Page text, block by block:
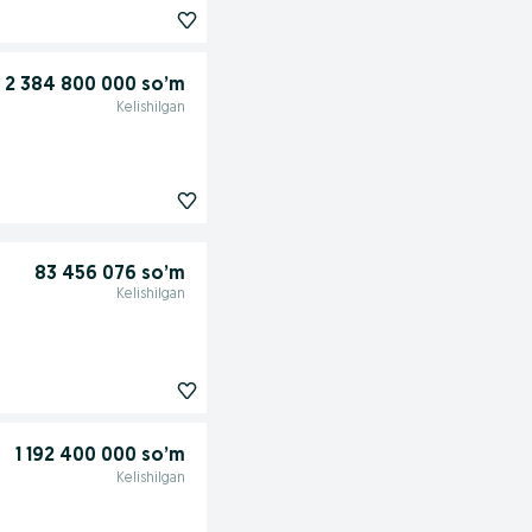
2 384 800 000 so’m
Kelishilgan
83 456 076 so’m
Kelishilgan
1 192 400 000 so’m
Kelishilgan